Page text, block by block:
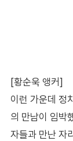
[황순욱 앵커]
이런 가운데 정
의 만남이 임박
자들과 만난 자